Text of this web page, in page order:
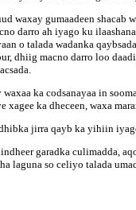
waxay gumaadeen
darro ah iyago ku
o talada wadanka
dhiig macno darro loo
ka codsanayaa in
ka dheceen, waxa
jirra qayb ka yihiin
garadka culimadda,
laguna so celiyo talada